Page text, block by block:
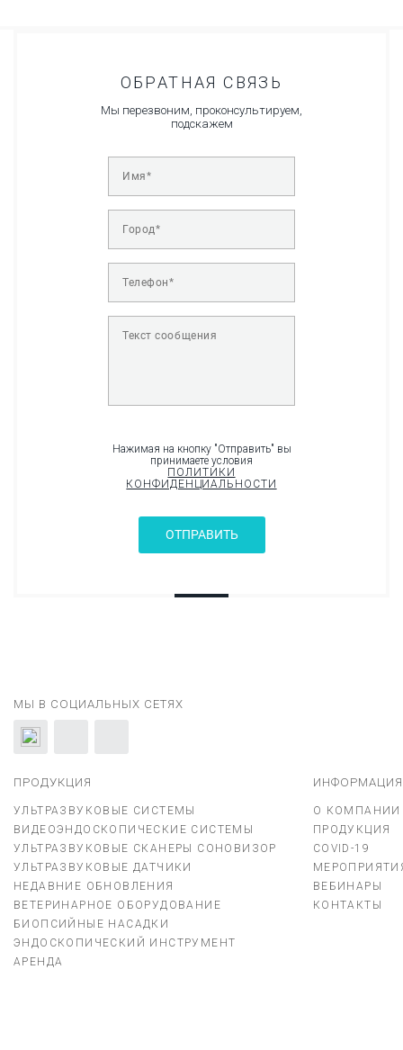
ОБРАТНАЯ СВЯЗЬ
Мы перезвоним, проконсультируем,
подскажем
Нажимая на кнопку "Отправить" вы
принимаете условия
ПОЛИТИКИ
КОНФИДЕНЦИАЛЬНОСТИ
ОТПРАВИТЬ
МЫ В СОЦИАЛЬНЫХ СЕТЯХ
ПРОДУКЦИЯ
УЛЬТРАЗВУКОВЫЕ СИСТЕМЫ
ВИДЕОЭНДОСКОПИЧЕСКИЕ СИСТЕМЫ
УЛЬТРАЗВУКОВЫЕ СКАНЕРЫ СОНОВИЗОР
УЛЬТРАЗВУКОВЫЕ ДАТЧИКИ
НЕДАВНИЕ ОБНОВЛЕНИЯ
ВЕТЕРИНАРНОЕ ОБОРУДОВАНИЕ
БИОПСИЙНЫЕ НАСАДКИ
ЭНДОСКОПИЧЕСКИЙ ИНСТРУМЕНТ
АРЕНДА
ИНФОРМАЦИЯ
О КОМПАНИИ
ПРОДУКЦИЯ
COVID-19
ВЕБИНАРЫ
КОНТАКТЫ